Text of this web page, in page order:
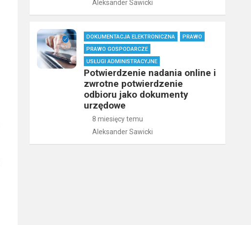
Aleksander Sawicki
DOKUMENTACJA ELEKTRONICZNA
PRAWO
PRAWO GOSPODARCZE
USŁUGI ADMINISTRACYJNE
Potwierdzenie nadania online i
zwrotne potwierdzenie
odbioru jako dokumenty
urzędowe
8 miesięcy temu
Aleksander Sawicki